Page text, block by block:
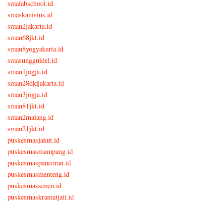
smalabschool.id
smaskanisius.id
sman2jakarta.id
sman68jkt.id
sman8yogyakarta.id
smasungguldel.id
sman1jogja.id
sman28dkijakarta.id
sman3jogja.id
sman81jkt.id
sman2malang.id
sman21jkt.id
puskesmasjakut.id
puskesmasmampang.id
puskesmaspancoran.id
puskesmasmenteng.id
puskesmassenen.id
puskesmaskramatjati.id